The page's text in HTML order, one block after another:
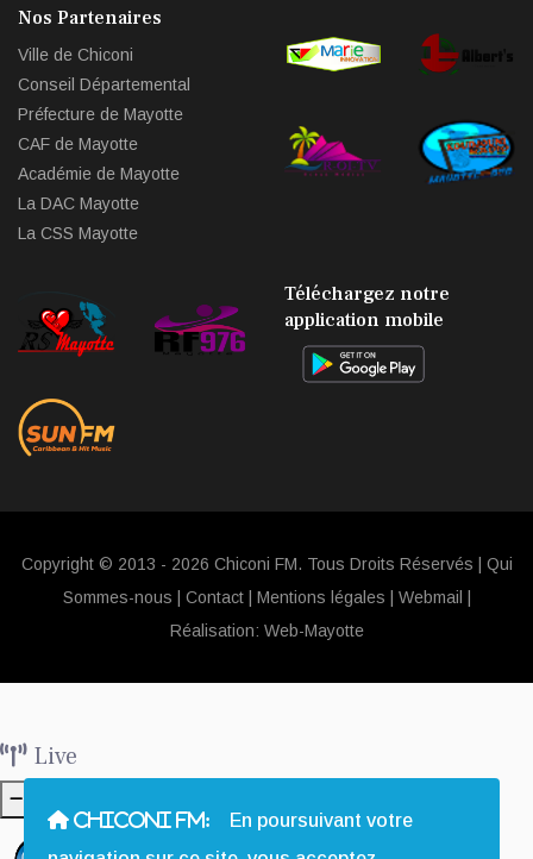
Nos Partenaires
Ville de Chiconi
Conseil Départemental
Préfecture de Mayotte
CAF de Mayotte
Académie de Mayotte
La DAC Mayotte
La CSS Mayotte
Téléchargez notre
application mobile
Copyright © 2013 - 2026 Chiconi FM. Tous Droits Réservés | Qui
Sommes-nous | Contact| Mentions légales | Webmail |
Réalisation: Web-Mayotte
Live
CHICONI FM:
En poursuivant votre